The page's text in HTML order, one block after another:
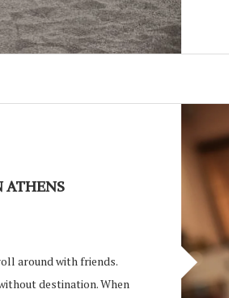
ATHENS
around with friends.
destination. When